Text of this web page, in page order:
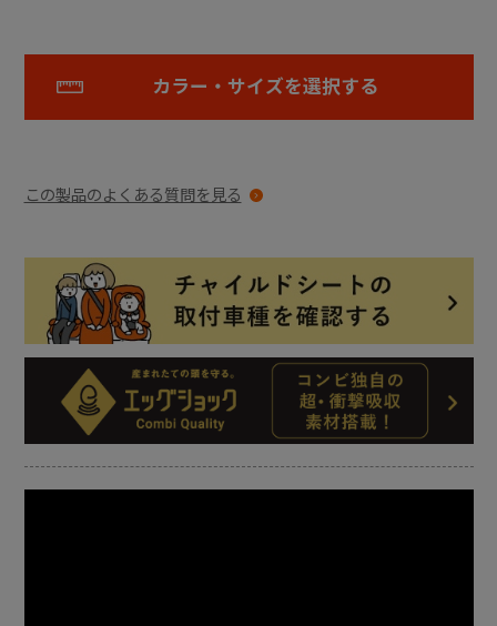
カラー・サイズを選択する
この製品のよくある質問を見る